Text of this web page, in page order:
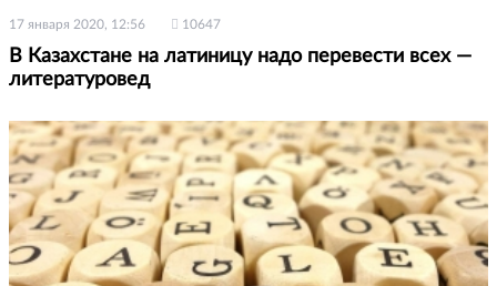
17 января 2020, 12:56 10647
В Казахстане на латиницу надо перевести всех —
литературовед